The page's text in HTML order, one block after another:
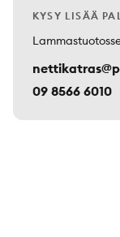
KYSY LISÄÄ
09 8566 6010